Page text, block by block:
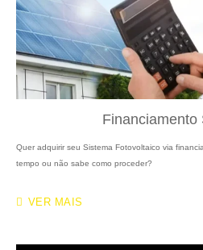
Financiamento
Quer adquirir seu Sistema Fotovoltaico via
tempo ou não sabe como proceder?
 VER MAIS